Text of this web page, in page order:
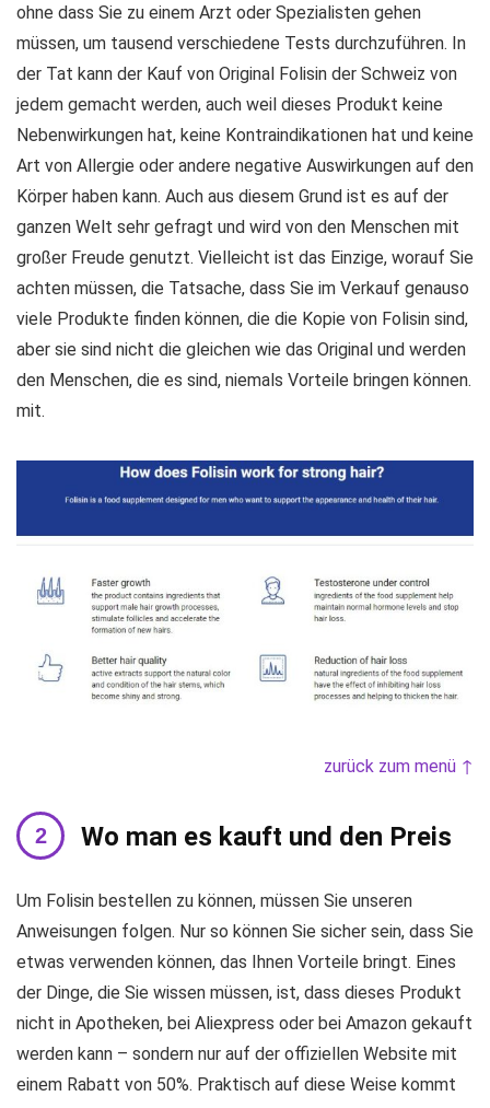
ohne dass Sie zu einem Arzt oder Spezialisten gehen
müssen, um tausend verschiedene Tests durchzuführen. In
der Tat kann der Kauf von Original Folisin der Schweiz von
jedem gemacht werden, auch weil dieses Produkt keine
Nebenwirkungen hat, keine Kontraindikationen hat und keine
Art von Allergie oder andere negative Auswirkungen auf den
Körper haben kann. Auch aus diesem Grund ist es auf der
ganzen Welt sehr gefragt und wird von den Menschen mit
großer Freude genutzt. Vielleicht ist das Einzige, worauf Sie
achten müssen, die Tatsache, dass Sie im Verkauf genauso
viele Produkte finden können, die die Kopie von Folisin sind,
aber sie sind nicht die gleichen wie das Original und werden
den Menschen, die es sind, niemals Vorteile bringen können.
mit.
zurück zum menü ↑
Wo man es kauft und den Preis
Um Folisin bestellen zu können, müssen Sie unseren
Anweisungen folgen. Nur so können Sie sicher sein, dass Sie
etwas verwenden können, das Ihnen Vorteile bringt. Eines
der Dinge, die Sie wissen müssen, ist, dass dieses Produkt
nicht in Apotheken, bei Aliexpress oder bei Amazon gekauft
werden kann – sondern nur auf der offiziellen Website mit
einem Rabatt von 50%. Praktisch auf diese Weise kommt